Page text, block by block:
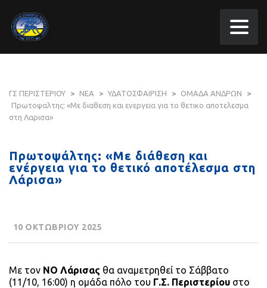
ΓΣ ΠΕΡΙΣΤΕΡΙΟΥ > ΝΕΑ > ΥΔΑΤΟΣΦΑΙΡΙΣΗ > ΟΜΑΔΑ ΑΝΔΡΩΝ
>
Πρωτοψαλτης: «Με διαθεση και ενεργεια για το θετικο αποτελεσμα
στη Λαρισα»
Πρωτοψάλτης: «Με διάθεση και
ενέργεια για το θετικό αποτέλεσμα στη
Λάρισα»
10 ΟΚΤΩΒΡΙΟΥ 2025
Με τον ΝΟ Λάρισας θα αναμετρηθεί το Σάββατο
(11/10, 16:00) η ομάδα πόλο του Γ.Σ. Περιστερίου στο